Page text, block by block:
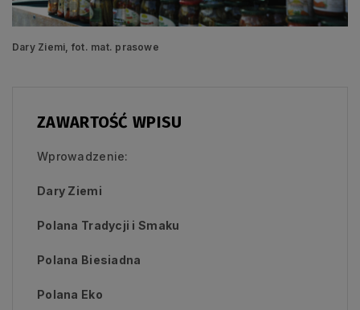
Dary Ziemi, fot. mat. prasowe
ZAWARTOŚĆ WPISU
Wprowadzenie:
Dary Ziemi
Polana Tradycji i Smaku
Polana Biesiadna
Polana Eko